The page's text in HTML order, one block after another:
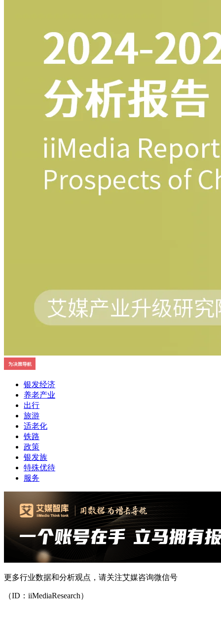
银发经济
养老产业
出行
旅游
适老化
铁路
政策
银发族
特殊优待
服务
更多行业数据和分析观点，请关注艾媒咨询微信号
（ID：iiMediaResearch）